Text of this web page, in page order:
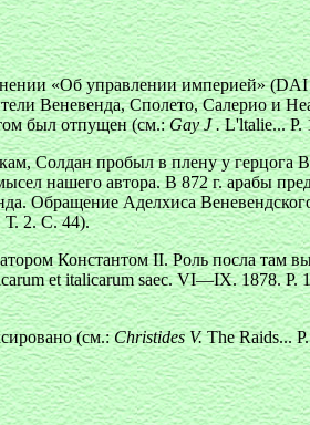
«Об управлении империей»
Веневенда, Сполето, Салерио и
был отпущен (см.:Gay J .L'ltalie... Р.
Солдан пробыл в плену у герцога
нашего автора. В 872 г. арабы
Обращение Аделхиса
Т. 2. С. 44).
Константом II. Роль посла там
et italicarum saec. VI—IX. 1878. P.
(см.:Christides V.The Raids...